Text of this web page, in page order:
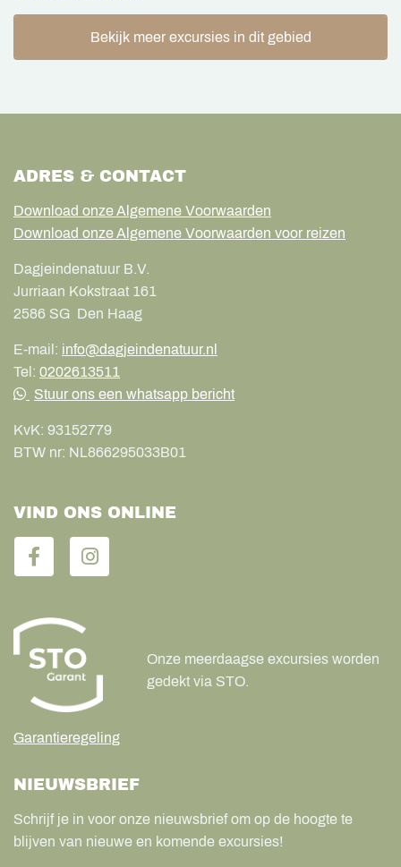
Bekijk meer excursies in dit gebied
ADRES & CONTACT
Download onze Algemene Voorwaarden
Download onze Algemene Voorwaarden voor reizen
Dagjeindenatuur B.V.
Jurriaan Kokstraat 161
2586 SG Den Haag
E-mail: info@dagjeindenatuur.nl
Tel: 0202613511
Stuur ons een whatsapp bericht
KvK: 93152779
BTW nr: NL866295033B01
VIND ONS ONLINE
Garantieregeling
Onze meerdaagse excursies worden
gedekt via STO.
NIEUWSBRIEF
Schrijf je in voor onze nieuwsbrief om op de hoogte te
blijven van nieuwe en komende excursies!